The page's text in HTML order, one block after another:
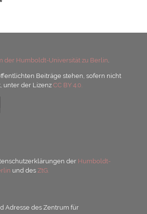
der Humboldt-Universität zu Berlin
Beiträge stehen, sofern nicht
unter der LizenzCC BY 4.0.
der Humboldt-
und desZtG.
Adresse des Zentrum für